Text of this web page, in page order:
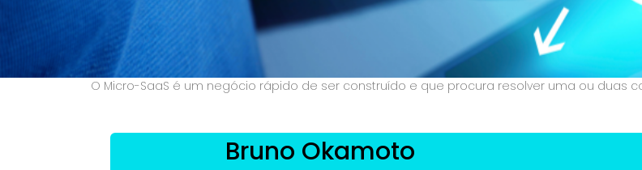
O Micro-SaaS é um negócio rápido de ser construído e que procura resolver uma ou duas
Bruno Okamoto